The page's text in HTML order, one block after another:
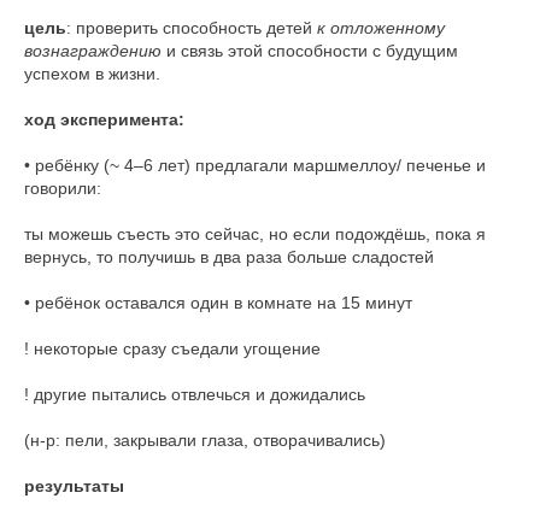
цель: проверить способность детей к отложенному
вознаграждению и связь этой способности с будущим
успехом в жизни.
ход эксперимента:
• ребёнку (~ 4–6 лет) предлагали маршмеллоу/ печенье и
говорили:
ты можешь съесть это сейчас, но если подождёшь, пока я
вернусь, то получишь в два раза больше сладостей
• ребёнок оставался один в комнате на 15 минут
! некоторые сразу съедали угощение
! другие пытались отвлечься и дожидались
(н-р: пели, закрывали глаза, отворачивались)
результаты